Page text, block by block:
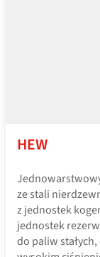
HEW
ze stali
z jednostek
jednostek
do paliw